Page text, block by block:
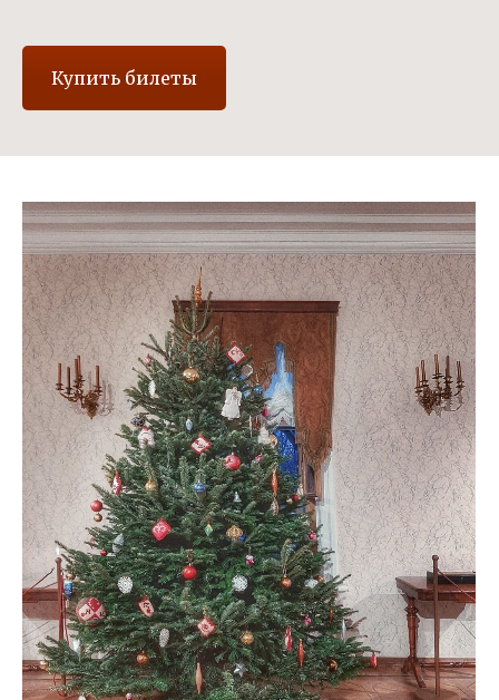
Купить билеты